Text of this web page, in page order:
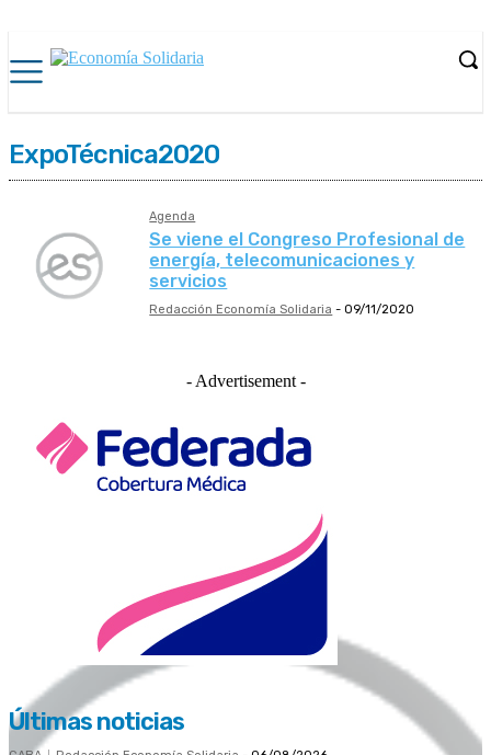
ExpoTécnica2020
Agenda
Se viene el Congreso Profesional de
energía, telecomunicaciones y
servicios
Redacción Economía Solidaria - 09/11/2020
- Advertisement -
Últimas noticias